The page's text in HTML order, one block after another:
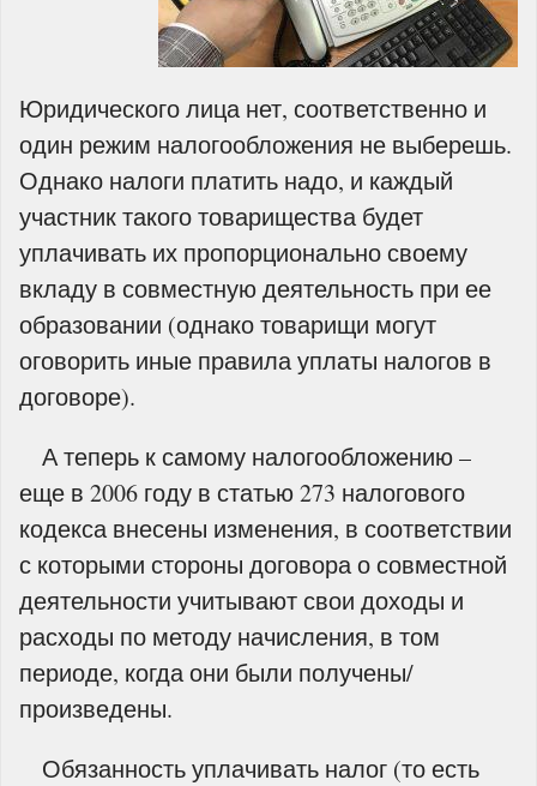
Юридического лица нет, соответственно и
один режим налогообложения не выберешь.
Однако налоги платить надо, и каждый
участник такого товарищества будет
уплачивать их пропорционально своему
вкладу в совместную деятельность при ее
образовании (однако товарищи могут
оговорить иные правила уплаты налогов в
договоре).
А теперь к самому налогообложению –
еще в 2006 году в статью 273 налогового
кодекса внесены изменения, в соответствии
с которыми стороны договора о совместной
деятельности учитывают свои доходы и
расходы по методу начисления, в том
периоде, когда они были получены/
произведены.
Обязанность уплачивать налог (то есть